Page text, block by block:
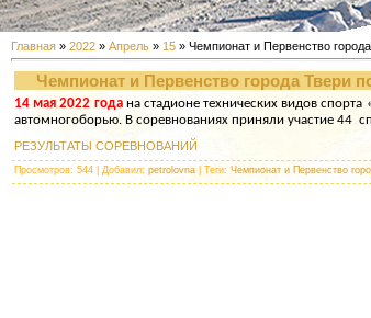
Главная » 2022 » Апрель » 15 » Чемпионат и Первенство
Чемпионат и Первенство города Твери
14 мая 2022 годана стадионе технических видов
автомногоборью. В соревнованиях приняли участие 44
РЕЗУЛЬТАТЫ СОРЕВНОВАНИЙ
Просмотров: 544 | Добавил: petrolovna Теги: Чемпионат и Первенство